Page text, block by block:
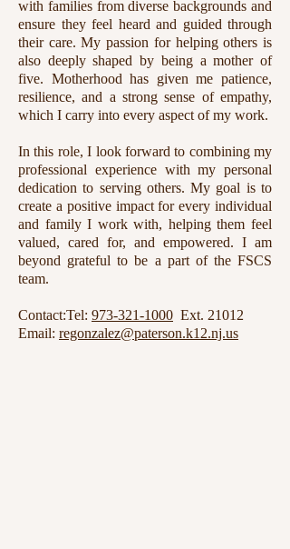
with families from diverse backgrounds and
ensure they feel heard and guided through
their care. My passion for helping others is
also deeply shaped by being a mother of
five. Motherhood has given me patience,
resilience, and a strong sense of empathy,
which I carry into every aspect of my work.
In this role, I look forward to combining my
professional experience with my personal
dedication to serving others. My goal is to
create a positive impact for every individual
and family I work with, helping them feel
valued, cared for, and empowered. I am
beyond grateful to be a part of the FSCS
team.
Contact:Tel: 973-321-1000 Ext. 21012
Email: regonzalez@paterson.k12.nj.us